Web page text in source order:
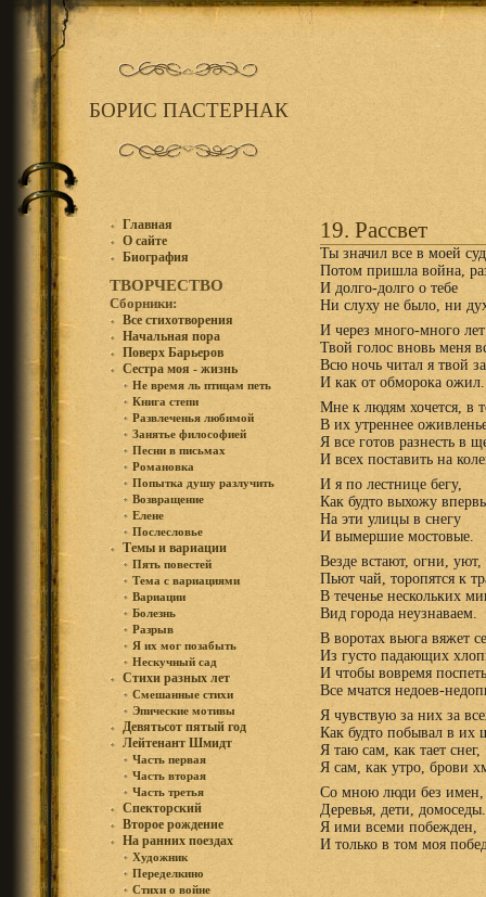
БОРИС ПАСТЕРНАК
Главная
О сайте
Биография
ТВОРЧЕСТВО
Сборники:
Все стихотворения
Начальная пора
Поверх Барьеров
Сестра моя - жизнь
Не время ль птицам петь
Книга степи
Развлеченья любимой
Занятье философией
Песни в письмах
Романовка
Попытка душу разлучить
Возвращение
Елене
Послесловье
Темы и вариации
Пять повестей
Тема с вариациями
Вариации
Болезнь
Разрыв
Я их мог позабыть
Нескучный сад
Стихи разных лет
Смешанные стихи
Эпические мотивы
Девятьсот пятый год
Лейтенант Шмидт
Часть первая
Часть вторая
Часть третья
Спекторский
Второе рождение
На ранних поездах
Художник
Переделкино
Стихи о войне
19. Рассвет
Ты значил все в моей
Потом пришла война,
И долго-долго о тебе
Ни слуху не было, ни
И через много-много лет
Твой голос вновь меня
Всю ночь читал я твой
И как от обморока ожил.
Мне к людям хочется, в
B их утреннее
Я все готов разнесть в
И всех поставить на
И я по лестнице бегу,
Как будто выхожу
На эти улицы в снегу
И вымершие мостовые.
Везде встают, огни, уют,
Пьют чай, торопятся к
В теченье нескольких
Вид города неузнаваем.
В воротах вьюга вяжет
Из густо падающих
И чтобы вовремя
Все мчатся недоев-
Я чувствую за них за
Как будто побывал в их
Я таю сам, как тает снег,
Я сам, как утро, брови
Со мною люди без имен,
Деревья, дети, домоседы.
Я ими всеми побежден,
И только в том моя